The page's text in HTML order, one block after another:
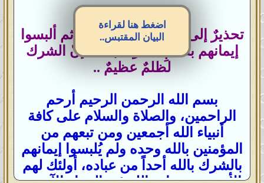
تحذيرٌ إلى كافة المؤمنين بالله ثم ألبسوا
إيمانهم بظلمِ الشرك بالله؛ إنّ الشرك
لظلمٌ عظيمٌ ..
بسم الله الرحمن الرحيم أرحم
الراحمين، والصلاة والسلام على كافة
أنبياء الله أجمعين ومن تبعهم من
المؤمنين بالله وحده ولم يُلبسوا إيمانهم
بالشرك بالله أحداً من عباده، أولئك لهم
اضغط هنا لقراءة
البيان المقتبس..